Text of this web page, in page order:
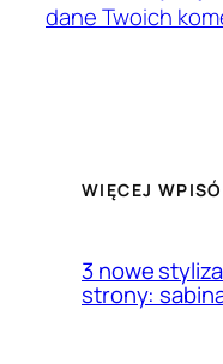
dane Twoich
WIĘCEJ
3 nowe
strony: